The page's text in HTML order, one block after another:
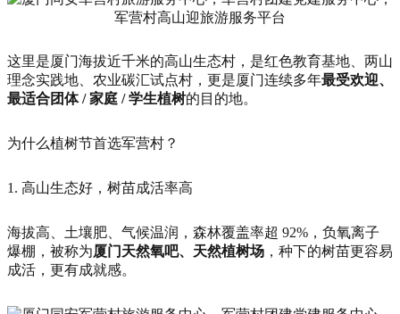
这里是厦门海拔近千米的高山生态村，是红色教育基地、两山
理念实践地、农业碳汇试点村，更是厦门连续多年最受欢迎、
最适合团体 / 家庭 / 学生植树的目的地。
为什么植树节首选军营村？
1. 高山生态好，树苗成活率高
海拔高、土壤肥、气候温润，森林覆盖率超 92%，负氧离子
爆棚，被称为厦门天然氧吧、天然植树场 ，种下的树苗更容易
成活，更有成就感。